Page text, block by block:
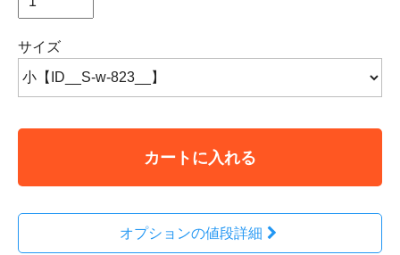
サイズ
カートに入れる
オプションの値段詳細